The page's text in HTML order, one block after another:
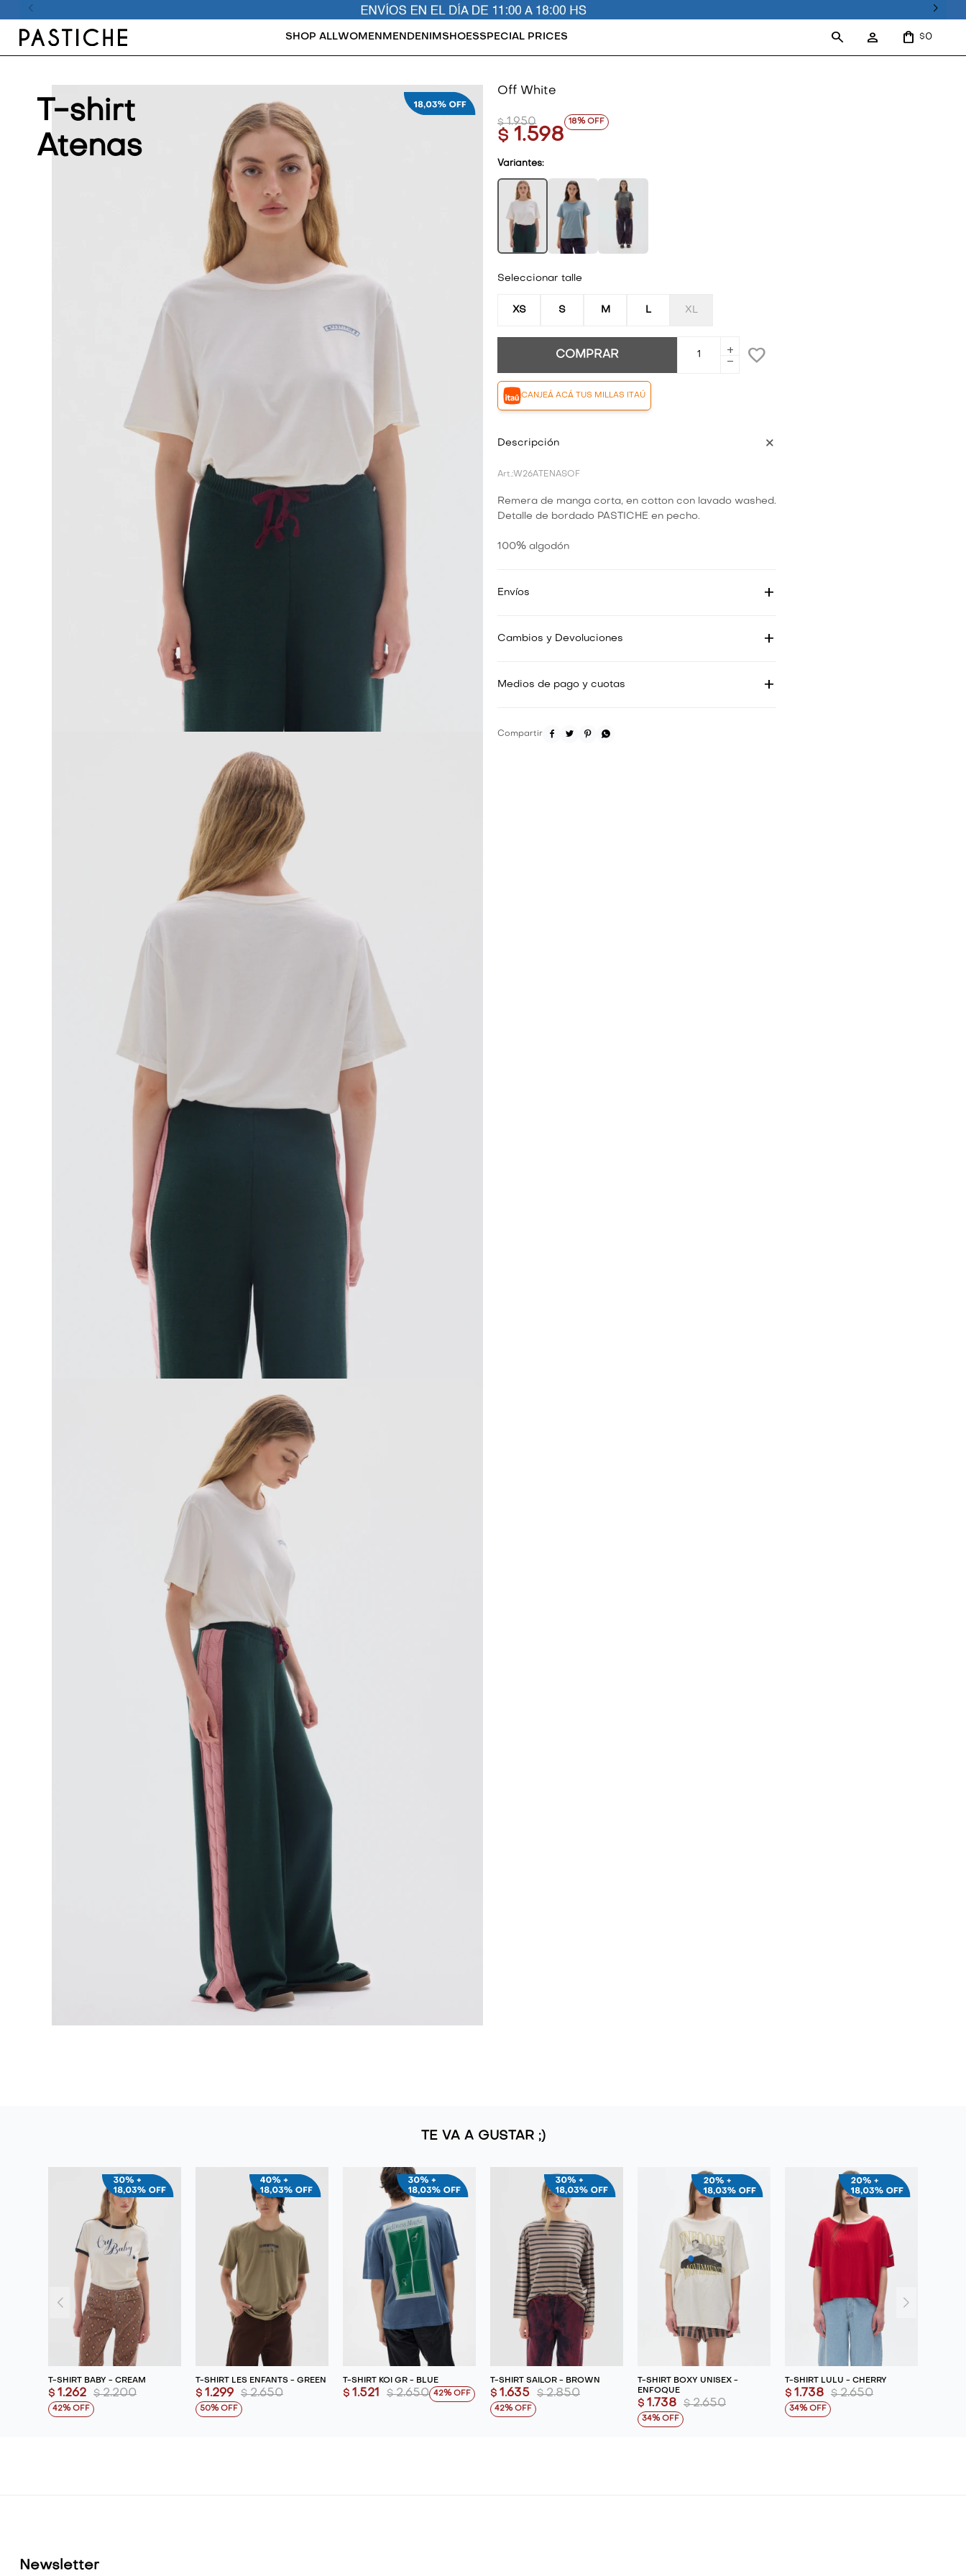
SHOP ALLWOMENMEN DENIMSHOESSPECIAL PRICES $0
T-shirt
Atenas
Off White
$ 1.598
$ 1.950 18
Variantes:
Seleccionar talle
XS S M L XL
COMPRAR
add
remove
CANJEÁ ACÁ TUS MILLAS ITAÚ
Descripción
W26ATENASOF
Remera de manga corta, en cotton con lavado washed.
Detalle de bordado PASTICHE en pecho.
100% algodón
Envíos
Cambios y Devoluciones
Medios de pago y cuotas
   
TE VA A GUSTAR ;)
T-SHIRT BABY - CREAM
$ 1.262 $ 2.200
42
T-SHIRT LES ENFANTS - GREEN
$ 1.299 $ 2.650
50
T-SHIRT KOI GR - BLUE
$ 1.521 $ 2.650 42
T-SHIRT SAILOR - BROWN
$ 1.635 $ 2.850
42
T-SHIRT BOXY UNISEX -
ENFOQUE
$ 1.738 $ 2.650
34
T-SHIRT LULU - CHERRY
$ 1.738 $ 2.650
34
Newsletter